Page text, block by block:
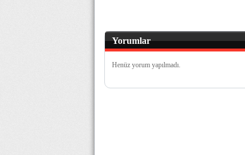
Yorumlar
Henüz yorum yapılmadı.